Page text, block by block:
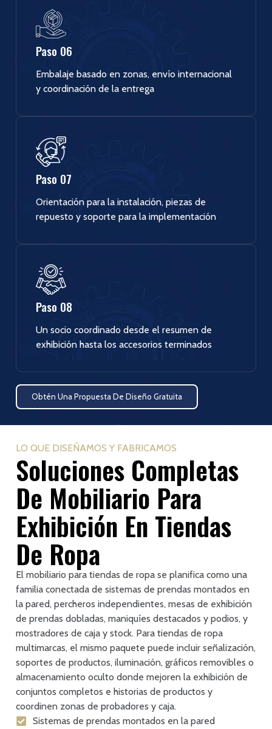
Paso 06
Embalaje basado en zonas, envío internacional
y coordinación de la entrega
Paso 07
Orientación para la instalación, piezas de
repuesto y soporte para la implementación
Paso 08
Un socio coordinado desde el resumen de
exhibición hasta los accesorios terminados
Obtén Una Propuesta De Diseño Gratuita
LO QUE DISEÑAMOS Y FABRICAMOS
Soluciones Completas
De Mobiliario Para
Exhibición En Tiendas
De Ropa
El mobiliario para tiendas de ropa se planifica como una
familia conectada de sistemas de prendas montados en
la pared, percheros independientes, mesas de exhibición
de prendas dobladas, maniquíes destacados y podios, y
mostradores de caja y stock. Para tiendas de ropa
multimarcas, el mismo paquete puede incluir señalización,
soportes de productos, iluminación, gráficos removibles o
almacenamiento oculto donde mejoren la exhibición de
conjuntos completos e historias de productos y
coordinen zonas de probadores y caja.
Sistemas de prendas montados en la pared